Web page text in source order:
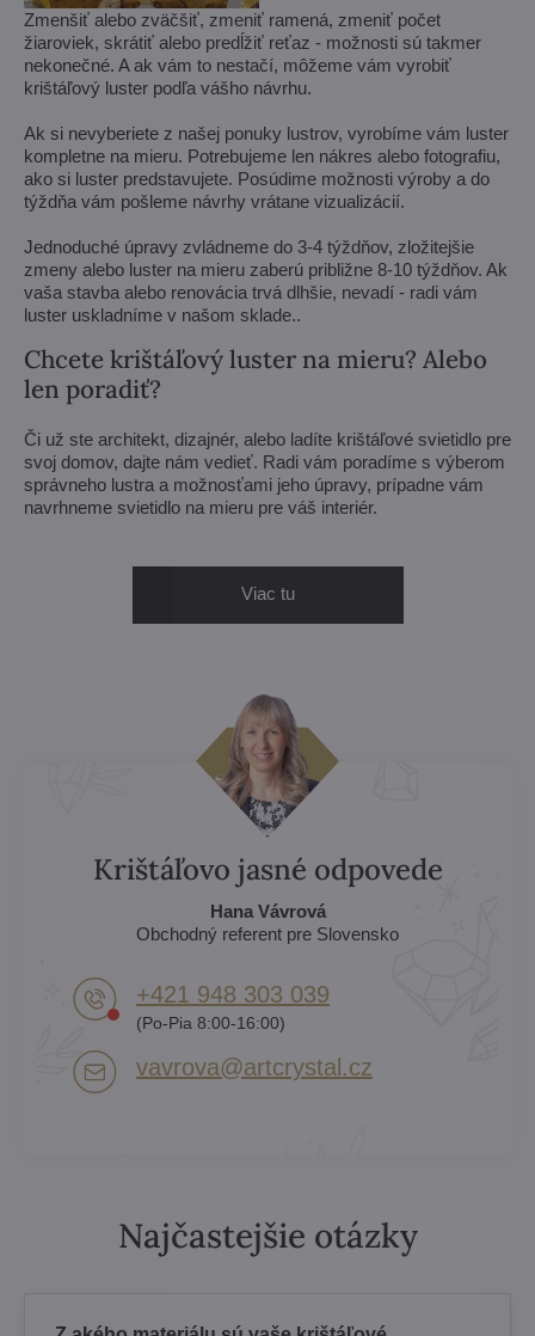
Zmenšiť alebo zväčšiť, zmeniť ramená, zmeniť počet
žiaroviek, skrátiť alebo predĺžiť reťaz - možnosti sú takmer
nekonečné. A ak vám to nestačí, môžeme vám vyrobiť
krištáľový luster podľa vášho návrhu.
Ak si nevyberiete z našej ponuky lustrov, vyrobíme vám luster
kompletne na mieru. Potrebujeme len nákres alebo fotografiu,
ako si luster predstavujete. Posúdime možnosti výroby a do
týždňa vám pošleme návrhy vrátane vizualizácií.
Jednoduché úpravy zvládneme do 3-4 týždňov, zložitejšie
zmeny alebo luster na mieru zaberú približne 8-10 týždňov. Ak
vaša stavba alebo renovácia trvá dlhšie, nevadí - radi vám
luster uskladníme v našom sklade..
Chcete krištáľový luster na mieru? Alebo
len poradiť?
Či už ste architekt, dizajnér, alebo ladíte krištáľové svietidlo pre
svoj domov, dajte nám vedieť. Radi vám poradíme s výberom
správneho lustra a možnosťami jeho úpravy, prípadne vám
navrhneme svietidlo na mieru pre váš interiér.
Viac tu
Krištáľovo jasné odpovede
Hana Vávrová
Obchodný referent pre Slovensko
+421 948 303 039
(Po-Pia 8:00-16:00)
vavrova​@artcrystal​.cz
Najčastejšie otázky